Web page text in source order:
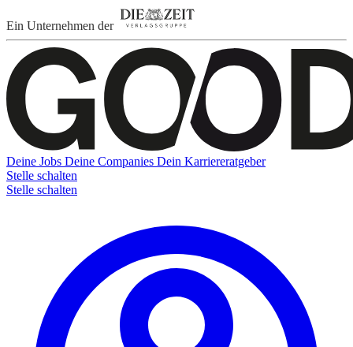
Ein Unternehmen der
Deine Jobs Deine Companies Dein Karriereratgeber
Stelle schalten
Stelle schalten